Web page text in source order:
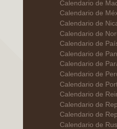
Calendario de
Calendario de
Calendario de
Calendario de
Calendario de
Calendario de
Calendario de
Calendario de
Calendario de
Calendario de
Calendario de
Calendario de
Calendario de